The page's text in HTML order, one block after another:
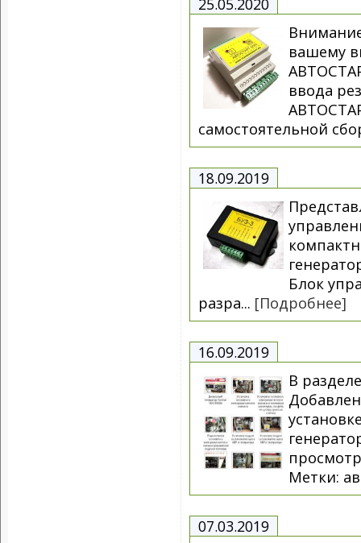
вашему
ввода
самостоятельной
18.09.2019
Блок
разра... [Подробнее]
16.09.2019
В
Метки:
07.03.2019